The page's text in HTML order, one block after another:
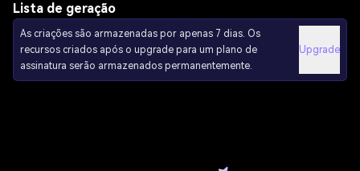
Lista de geração
As criações são armazenadas por apenas 7 dias. Os
recursos criados após o upgrade para um plano de
assinatura serão armazenados permanentemente.
Upgrade